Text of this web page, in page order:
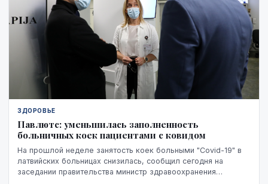
ЗДОРОВЬЕ
Павлютс: уменьшилась заполненность
больничных коек пациентами с ковидом
На прошлой неделе занятость коек больными "Covid-19" в
латвийских больницах снизилась, сообщил сегодня на
заседании правительства министр здравоохранения